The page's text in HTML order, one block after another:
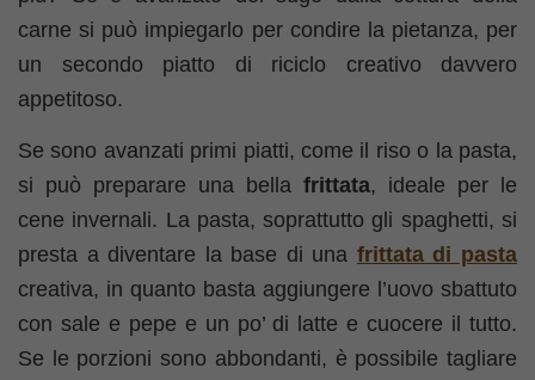
carne si può impiegarlo per condire la pietanza, per
un secondo piatto di riciclo creativo davvero
appetitoso.
Se sono avanzati primi piatti, come il riso o la pasta,
si può preparare una bella frittata, ideale per le
cene invernali. La pasta, soprattutto gli spaghetti, si
presta a diventare la base di una frittata di pasta
creativa, in quanto basta aggiungere l’uovo sbattuto
con sale e pepe e un po’ di latte e cuocere il tutto.
Se le porzioni sono abbondanti, è possibile tagliare